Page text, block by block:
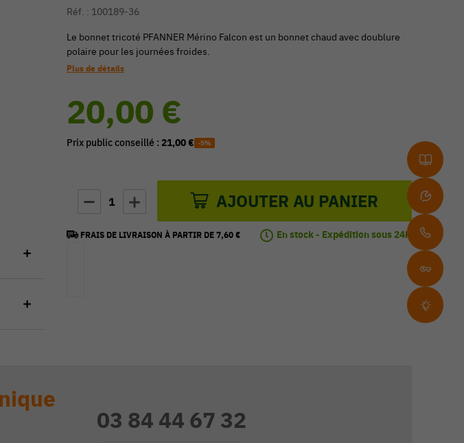
Réf. : 100189-36
Le bonnet tricoté PFANNER Mérino Falcon est un bonnet chaud avec doublure
polaire pour les journées froides.
Plus de détails
20,00 €
Prix public conseillé : 21,00 € -5%
1 AJOUTER AU PANIER
FRAIS DE LIVRAISON À PARTIR DE 7,60 € En stock - Expédition sous 24H
03 84 44 67 32